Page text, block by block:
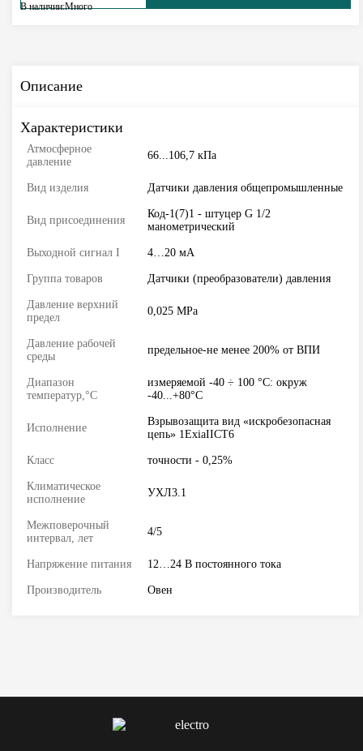
В наличии:Много
Описание
Характеристики
Атмосферное
давление
66...106,7 кПа
Вид изделия Датчики давления общепромышленныe
Вид присоединения
Код-1(7)1 - штуцер G 1/2
манометрический
Выходной сигнал I 4…20 мА
Группа товаров Датчики (преобразователи) давления
Давление верхний
предел
0,025 MPa
Давление рабочей
среды
предельное-не менее 200% от ВПИ
Диапазон
температур,°С
измеряемой -40 ÷ 100 °С: окруж
-40...+80°С
Исполнение
Взрывозащита вид «искробезопасная
цепь» 1ExiaIICT6
Класс точности - 0,25%
Климатическое
исполнение
УХЛ3.1
Межповерочный
интервал, лет
4/5
Напряжение питания 12…24 В постоянного тока
Производитель Овен